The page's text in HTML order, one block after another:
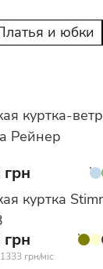
и юбки
куртка-
Рейнер
куртка
грн/міс